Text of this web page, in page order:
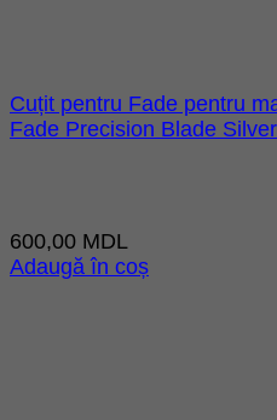
Cuțit pentru Fade pentru
Fade Precision Blade
600,00 MDL
Adaugă în coș